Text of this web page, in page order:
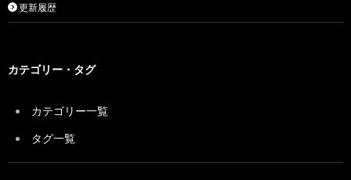
更新履歴
カテゴリー・タグ
カテゴリー一覧
タグ一覧